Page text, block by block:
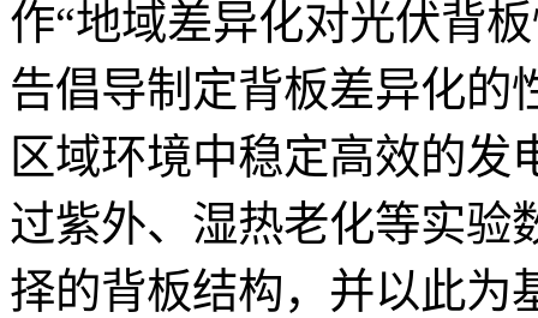
作“地域差异化对光伏背
告倡导制定背板差异化的
区域环境中稳定高效的
过紫外、湿热老化等实验
择的背板结构，并以此为